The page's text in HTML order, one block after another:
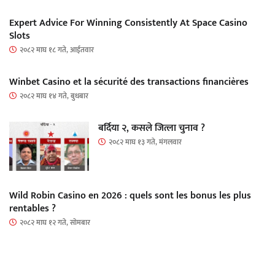
Expert Advice For Winning Consistently At Space Casino
Slots
२०८२ माघ १८ गते, आईतवार
Winbet Casino et la sécurité des transactions financières
२०८२ माघ १४ गते, बुधबार
बर्दिया २, कसले जित्ला चुनाव ?
२०८२ माघ १३ गते, मंगलवार
Wild Robin Casino en 2026 : quels sont les bonus les plus
rentables ?
२०८२ माघ १२ गते, सोमबार